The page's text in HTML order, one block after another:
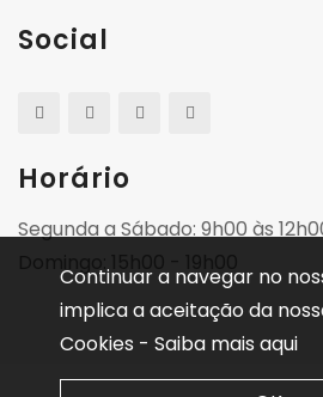
Social
Horário
Segunda a Sábado: 9h00 às
Domingo: 15h00 - 19h00
Continuar a navegar no
implica a aceitação da
Cookies - Saiba mais aqui